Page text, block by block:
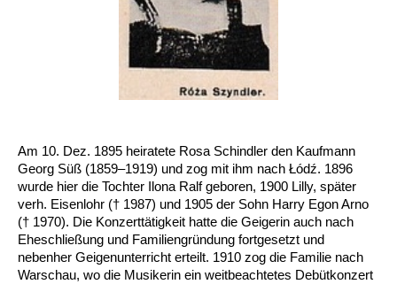
Am 10. Dez. 1895 heiratete Rosa Schindler den Kaufmann
Georg Süß (1859–1919) und zog mit ihm nach Łódź. 1896
wurde hier die Tochter Ilona Ralf geboren, 1900 Lilly, später
verh. Eisenlohr († 1987) und 1905 der Sohn Harry Egon Arno
(† 1970). Die Konzerttätigkeit hatte die Geigerin auch nach
Eheschließung und Familiengründung fortgesetzt und
nebenher Geigenunterricht erteilt. 1910 zog die Familie nach
Warschau, wo die Musikerin ein weitbeachtetes Debütkonzert